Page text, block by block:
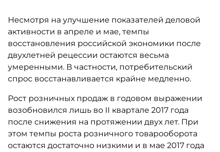
Несмотря на улучшение показателей деловой
активности в апреле и мае, темпы
восстановления российской экономики после
двухлетней рецессии остаются весьма
умеренными. В частности, потребительский
спрос восстанавливается крайне медленно.
Рост розничных продаж в годовом выражении
возобновился лишь во II квартале 2017 года
после снижения на протяжении двух лет. При
этом темпы роста розничного товарооборота
остаются достаточно низкими и в мае 2017 года